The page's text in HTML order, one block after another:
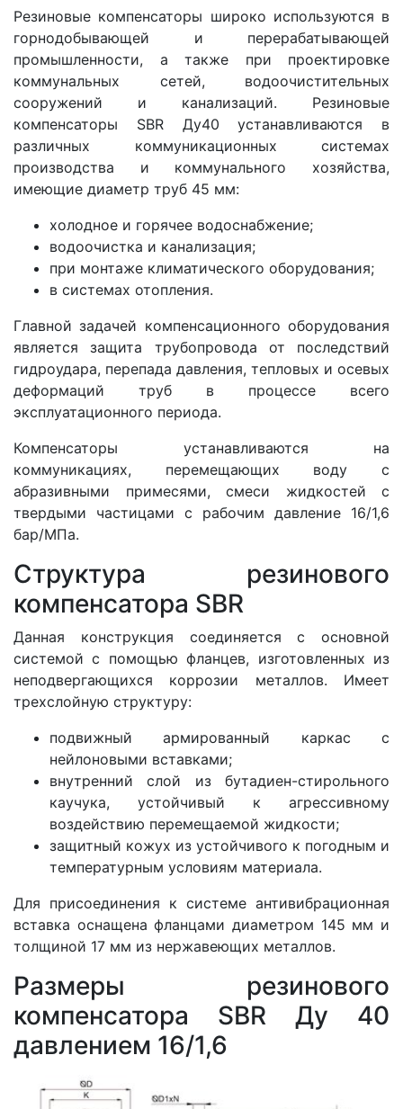
Резиновые компенсаторы широко используются в
горнодобывающей и перерабатывающей
промышленности, а также при проектировке
коммунальных сетей, водоочистительных
сооружений и канализаций. Резиновые
компенсаторы SBR Ду40 устанавливаются в
различных коммуникационных системах
производства и коммунального хозяйства,
имеющие диаметр труб 45 мм:
холодное и горячее водоснабжение;
водоочистка и канализация;
при монтаже климатического оборудования;
в системах отопления.
Главной задачей компенсационного оборудования
является защита трубопровода от последствий
гидроудара, перепада давления, тепловых и осевых
деформаций труб в процессе всего
эксплуатационного периода.
Компенсаторы устанавливаются на
коммуникациях, перемещающих воду с
абразивными примесями, смеси жидкостей с
твердыми частицами с рабочим давление 16/1,6
бар/МПа.
Структура резинового
компенсатора SBR
Данная конструкция соединяется с основной
системой с помощью фланцев, изготовленных из
неподвергающихся коррозии металлов. Имеет
трехслойную структуру:
подвижный армированный каркас с
нейлоновыми вставками;
внутренний слой из бутадиен-стирольного
каучука, устойчивый к агрессивному
воздействию перемещаемой жидкости;
защитный кожух из устойчивого к погодным и
температурным условиям материала.
Для присоединения к системе антивибрационная
вставка оснащена фланцами диаметром 145 мм и
толщиной 17 мм из нержавеющих металлов.
Размеры резинового
компенсатора SBR Ду 40
давлением 16/1,6